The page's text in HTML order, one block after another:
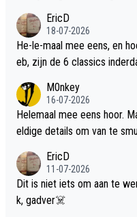
EricD
18-07-2026
He-le-maal mee eens, en
eb, zijn de 6 classics
M0nkey
16-07-2026
Helemaal mee eens hoor.
eldige details om van te
EricD
11-07-2026
Dit is niet iets om aan te
k, gadver☠️